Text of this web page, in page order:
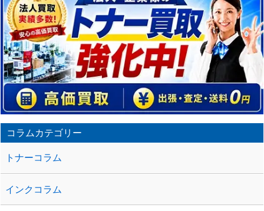
コラムカテゴリー
トナーコラム
インクコラム